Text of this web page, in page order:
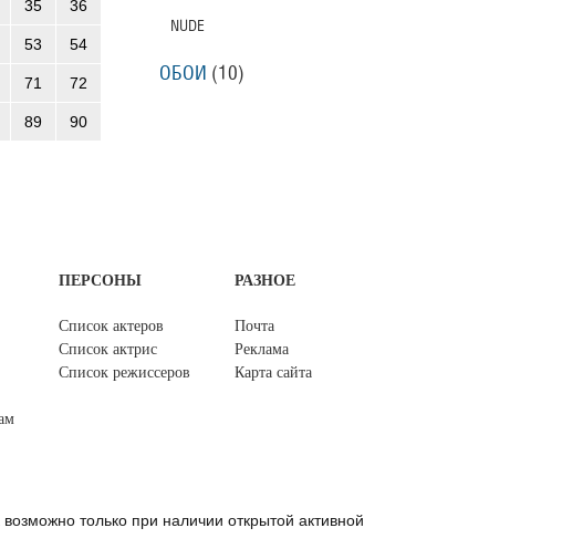
35 36
53 54
71 72
89 90
NUDE
ОБОИ (10)
ПЕРСОНЫ
Список актеров
Список актрис
Список режиссеров
РАЗНОЕ
Почта
Реклама
Карта сайта
только при наличии открытой активной